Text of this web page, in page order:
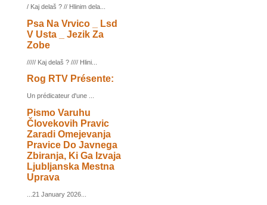
/ Kaj delaš ? // Hlinim dela...
Psa Na Vrvico _ Lsd
V Usta _ Jezik Za
Zobe
///// Kaj delaš ? //// Hlini...
Rog RTV Présente:
Un prédicateur d'une ...
Pismo Varuhu
Človekovih Pravic
Zaradi Omejevanja
Pravice Do Javnega
Zbiranja, Ki Ga Izvaja
Ljubljanska Mestna
Uprava
...21 January 2026...